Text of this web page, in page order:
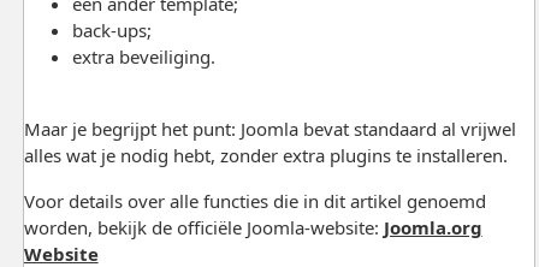
back-ups;
extra beveiliging.
Maar je begrijpt het punt: Joomla bevat standaard al vrijwel
alles wat je nodig hebt, zonder extra plugins te installeren.
Voor details over alle functies die in dit artikel genoemd
worden, bekijk de officiële Joomla-website: Joomla.org
Website